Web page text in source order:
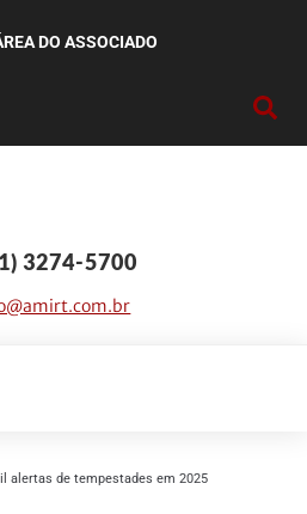
DO ASSOCIADO
3274-5700
alertas de tempestades em 2025